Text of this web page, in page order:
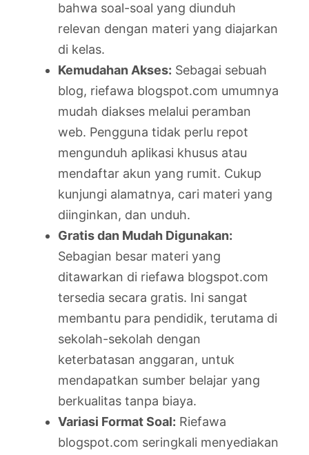
bahwa soal-soal yang diunduh
relevan dengan materi yang diajarkan
di kelas.
Kemudahan Akses: Sebagai sebuah
blog, riefawa blogspot.com umumnya
mudah diakses melalui peramban
web. Pengguna tidak perlu repot
mengunduh aplikasi khusus atau
mendaftar akun yang rumit. Cukup
kunjungi alamatnya, cari materi yang
diinginkan, dan unduh.
Gratis dan Mudah Digunakan:
Sebagian besar materi yang
ditawarkan di riefawa blogspot.com
tersedia secara gratis. Ini sangat
membantu para pendidik, terutama di
sekolah-sekolah dengan
keterbatasan anggaran, untuk
mendapatkan sumber belajar yang
berkualitas tanpa biaya.
Variasi Format Soal: Riefawa
blogspot.com seringkali menyediakan